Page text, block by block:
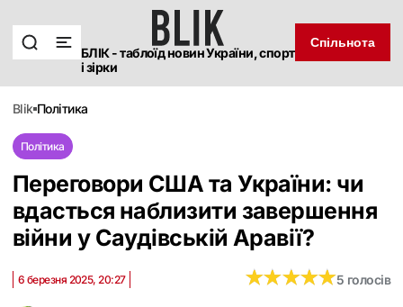
БЛІК - таблоїд новин України, спорт
і зірки
Спільнота
blik політика
Політика
Переговори США та України: чи
вдасться наблизити завершення
війни у ​​Саудівській Аравії?
6 березня 2025, 20:27 ★★★★★
★★★★★5 голосів